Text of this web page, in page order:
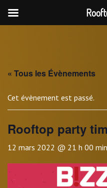
« Tous les Évènements
Cet évènement est passé.
Rooftop party
12 mars 2022 @ 21 h 00 min